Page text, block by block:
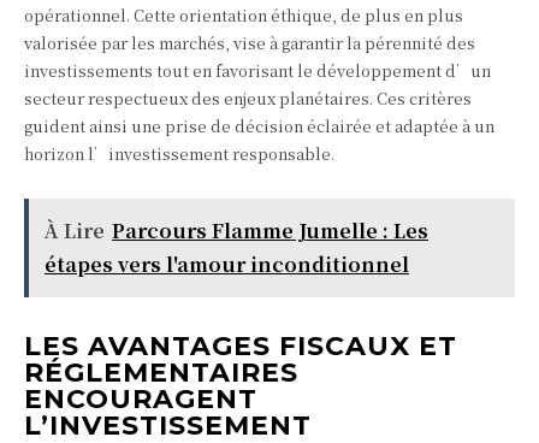
opérationnel. Cette orientation éthique, de plus en plus
valorisée par les marchés, vise à garantir la pérennité des
investissements tout en favorisant le développement d’un
secteur respectueux des enjeux planétaires. Ces critères
guident ainsi une prise de décision éclairée et adaptée à un
horizon l’investissement responsable.
À Lire Parcours Flamme Jumelle : Les
étapes vers l'amour inconditionnel
LES AVANTAGES FISCAUX ET
RÉGLEMENTAIRES
ENCOURAGENT
L’INVESTISSEMENT